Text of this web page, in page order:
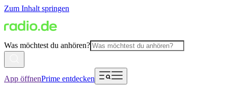
Zum Inhalt springen
Was möchtest du anhören?
App öffnenPrime entdecken